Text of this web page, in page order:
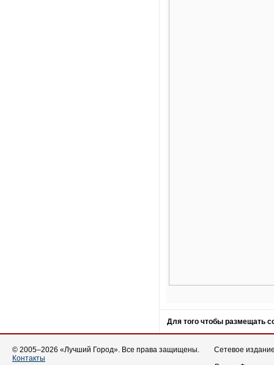
Для того чтобы размещать
© 2005–2026 «Лучший Город». Все права защищены.
Контакты
Сетевое